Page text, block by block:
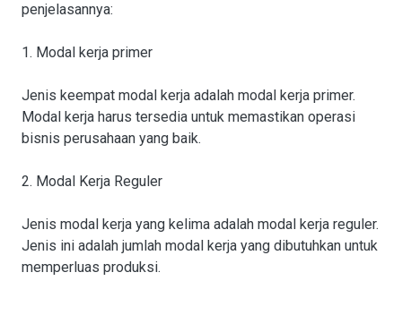
penjelasannya:
1. Modal kerja primer
Jenis keempat modal kerja adalah modal kerja primer.
Modal kerja harus tersedia untuk memastikan operasi
bisnis perusahaan yang baik.
2. Modal Kerja Reguler
Jenis modal kerja yang kelima adalah modal kerja reguler.
Jenis ini adalah jumlah modal kerja yang dibutuhkan untuk
memperluas produksi.